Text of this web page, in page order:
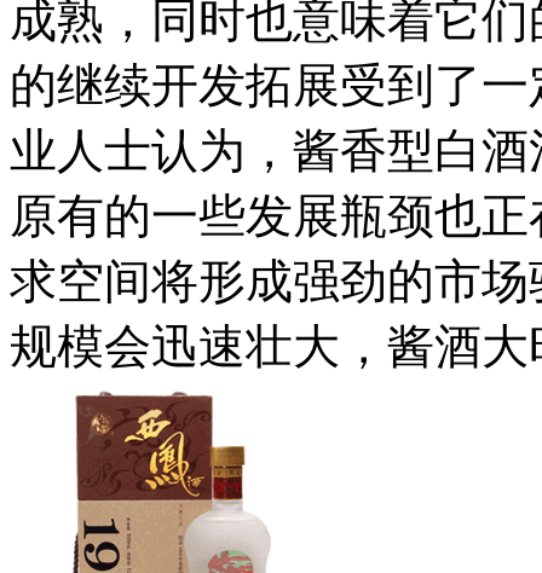
成熟，同时也意味着它
的继续开发拓展受到了
业人士认为，酱香型白
原有的一些发展瓶颈也
求空间将形成强劲的市
规模会迅速壮大，酱酒